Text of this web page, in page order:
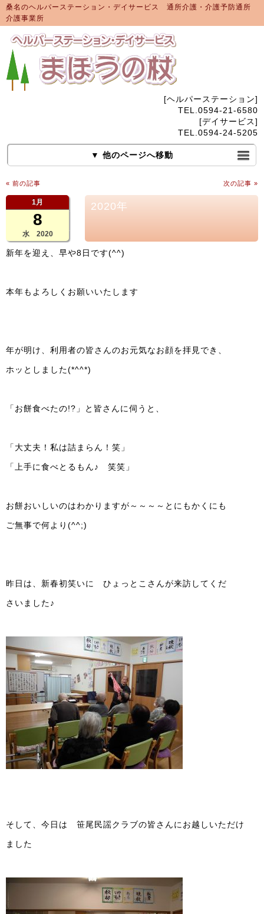
桑名のヘルパーステーション・デイサービス 通所介護・介護予防通所
介護事業所
[ヘルパーステーション]
TEL.0594-21-6580
[デイサービス]
TEL.0594-24-5205
▼ 他のページへ移動
« 前の記事 次の記事 »
1月
8
水 2020
2020年
新年を迎え、早や8日です(^^)
本年もよろしくお願いいたします
年が明け、利用者の皆さんのお元気なお顔を拝見でき、
ホッとしました(*^^*)
「お餅食べたの!?」と皆さんに伺うと、
「大丈夫！私は詰まらん！笑」
「上手に食べとるもん♪ 笑笑」
お餅おいしいのはわかりますが～～～～とにもかくにも
ご無事で何より(^^;)
昨日は、新春初笑いに ひょっとこさんが来訪してくだ
さいました♪
そして、今日は 笹尾民謡クラブの皆さんにお越しいただけ
ました